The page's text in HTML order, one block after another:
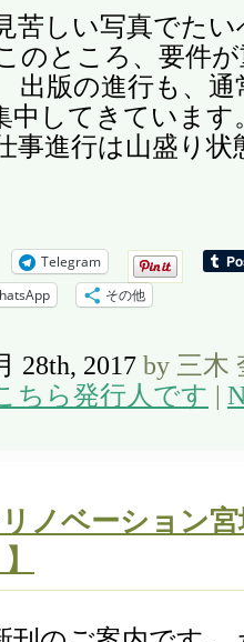
苦しい写真でた
のところ、要件
出版の進行も、
中してきています
事進行は山盛り
Telegram
その他
28th, 2017 by 三木
ちら発行人です |
リノベーション